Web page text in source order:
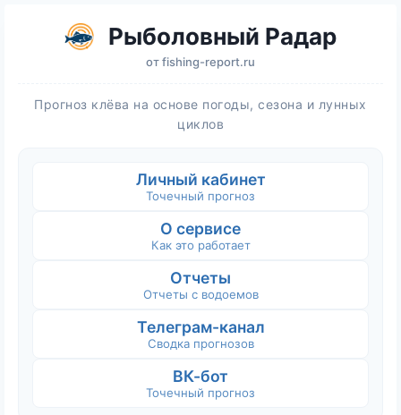
Рыболовный Радар
отfishing-report.ru
Прогноз клёва на основе погоды, сезона и лунных
циклов
Личный кабинет
Точечный прогноз
О сервисе
Как это работает
Отчеты
Отчеты с водоемов
Телеграм-канал
Сводка прогнозов
ВК-бот
Точечный прогноз